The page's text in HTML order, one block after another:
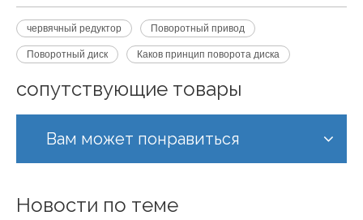
червячный редуктор Поворотный привод
Поворотный диск Каков принцип поворота диска
сопутствующие товары
Вам может понравиться
Новости по теме